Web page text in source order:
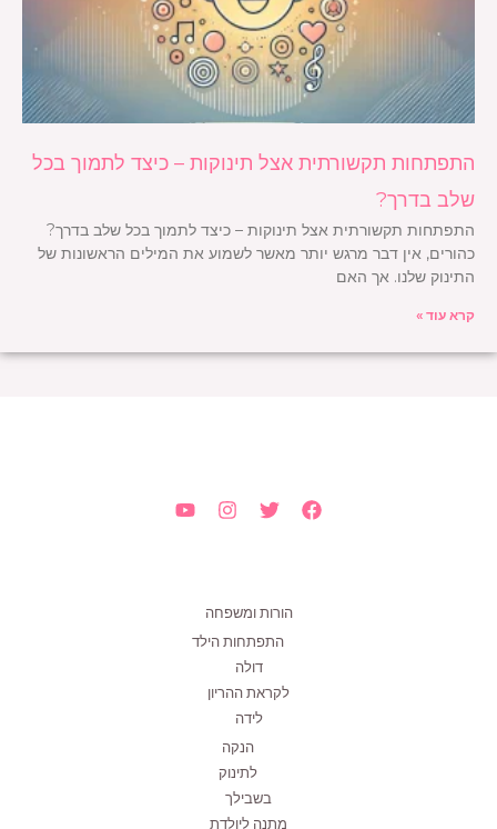
התפתחות תקשורתית אצל תינוקות – כיצד לתמוך בכל
שלב בדרך?
התפתחות תקשורתית אצל תינוקות – כיצד לתמוך בכל שלב בדרך?
כהורים, אין דבר מרגש יותר מאשר לשמוע את המילים הראשונות של
התינוק שלנו. אך האם
קרא עוד »
הורות ומשפחה
התפתחות הילד
דולה
לקראת ההריון
לידה
הנקה
לתינוק
בשבילך
מתנה ליולדת